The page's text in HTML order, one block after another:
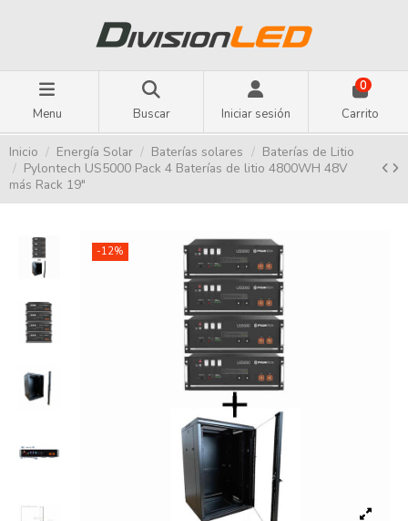
Menu Buscar Iniciar sesión
0
Carrito
Inicio Energía Solar Baterías solares
Baterías de Litio
Pylontech US5000 Pack 4 Baterías de litio 4800WH 48V
más Rack 19"
-12%